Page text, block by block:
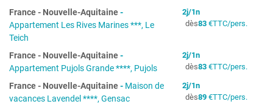
France- Nouvelle-Aquitaine-
Appartement Les Rives Marines ***, Le
Teich
2j/1n
dès83€TTC/pers.
France- Nouvelle-Aquitaine-
Appartement Pujols Grande ****, Pujols
2j/1n
dès83€TTC/pers.
France- Nouvelle-Aquitaine- Maison de
vacances Lavendel ****, Gensac
2j/1n
dès89€TTC/pers.